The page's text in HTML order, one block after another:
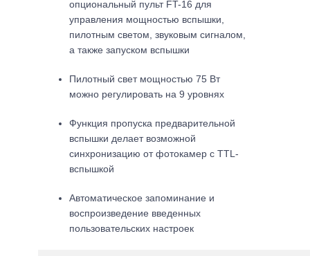
опциональный пульт FT-16 для
управления мощностью вспышки,
пилотным светом, звуковым сигналом,
а также запуском вспышки
Пилотный свет мощностью 75 Вт
можно регулировать на 9 уровнях
Функция пропуска предварительной
вспышки делает возможной
синхронизацию от фотокамер с TTL-
вспышкой
Автоматическое запоминание и
воспроизведение введенных
пользовательских настроек